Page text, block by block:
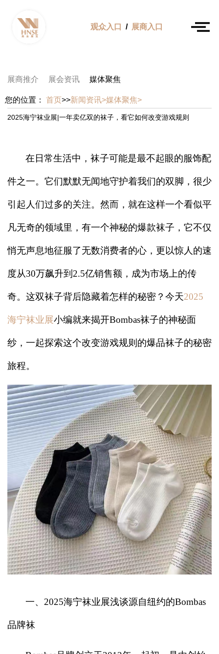
观众入口 / 展商入口
展商推介 展会资讯 媒体聚焦
您的位置： 首页>>新闻资讯>媒体聚焦>
2025海宁袜业展|一年卖亿双的袜子，看它如何改变游戏规则
在日常生活中，袜子可能是最不起眼的服饰配
件之一。它们默默无闻地守护着我们的双脚，很少
引起人们过多的关注。然而，就在这样一个看似平
凡无奇的领域里，有一个神秘的爆款袜子，它不仅
悄无声息地征服了无数消费者的心，更以惊人的速
度从30万飙升到2.5亿销售额，成为市场上的传
奇。这双袜子背后隐藏着怎样的秘密？今天2025
海宁袜业展小编就来揭开Bombas袜子的神秘面
纱，一起探索这个改变游戏规则的爆品袜子的秘密
旅程。
一、2025海宁袜业展浅谈源自纽约的Bombas
品牌袜